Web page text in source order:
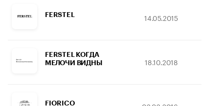
FERSTEL 14.05.2015
FERSTEL КОГДА
МЕЛОЧИ ВИДНЫ
18.10.2018
FIORICO